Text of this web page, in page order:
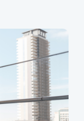
s námi
6 nových
vybere opatrný
pečovat
Privátního
měsíční